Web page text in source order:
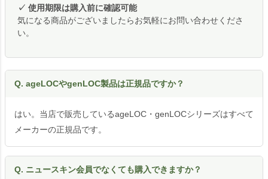
✓ 使用期限は購入前に確認可能
気になる商品がございましたらお気軽にお問い合わせくださ
い。
Q. ageLOCやgenLOC製品は正規品ですか？
はい。当店で販売しているageLOC・genLOCシリーズはすべて
メーカーの正規品です。
Q. ニュースキン会員でなくても購入できますか？